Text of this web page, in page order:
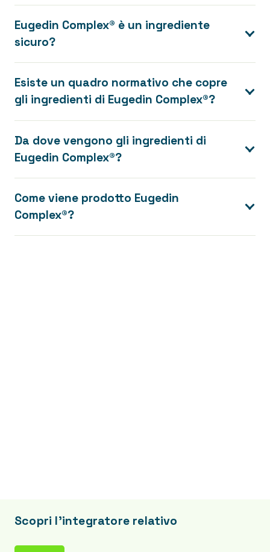
Eugedin Complex® è un ingrediente
sicuro?
Esiste un quadro normativo che copre
gli ingredienti di Eugedin Complex®?
Da dove vengono gli ingredienti di
Eugedin Complex®?
Come viene prodotto Eugedin
Complex®?
Scopri l’integratore relativo